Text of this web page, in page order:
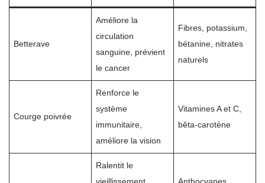
Betterave
Améliore la
circulation
sanguine, prévient
le cancer
Fibres, potassium,
bétanine, nitrates
naturels
Courge poivrée
Renforce le
système
immunitaire,
améliore la vision
Vitamines A et C,
bêta-carotène
Ralentit le